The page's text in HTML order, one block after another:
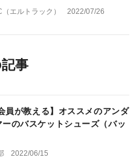
エルトラック） 2022/07/26
事
員が教える】オススメのアンダ
ーのバスケットシューズ（バッ
2022/06/15